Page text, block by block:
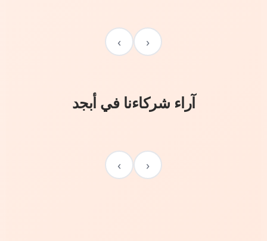
‹
›
آراء شركاءنا في أبجد
‹
›